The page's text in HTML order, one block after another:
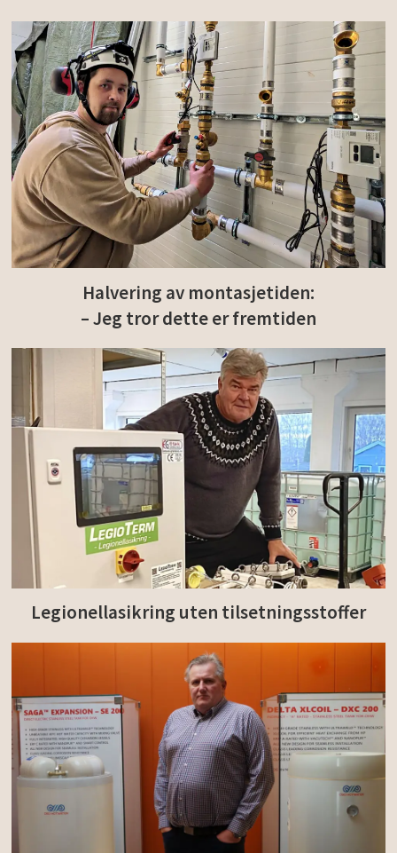
Halvering av montasjetiden:
– Jeg tror dette er fremtiden
Legionellasikring uten tilsetningsstoffer